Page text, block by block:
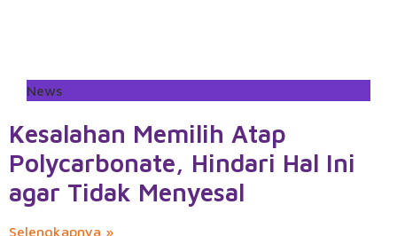
News
Kesalahan Memilih Atap
Polycarbonate, Hindari Hal Ini
agar Tidak Menyesal
Selengkapnya »